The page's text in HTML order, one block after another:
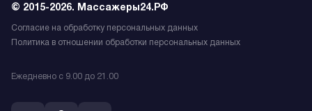
© 2015-2026. Массажеры24.РФ
Согласие на обработку персональных данных
Политика в отношении обработки персональных данных
Ежедневно с 9.00 до 21.00